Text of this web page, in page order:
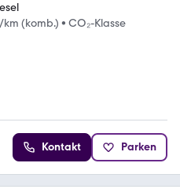
km (komb.) • CO₂-Klasse
Kontakt Parken